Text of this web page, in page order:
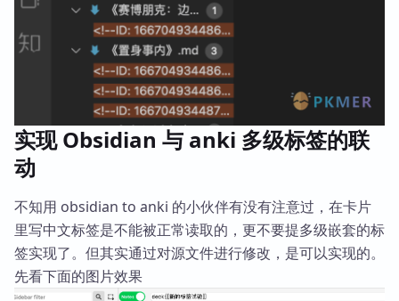
实现 Obsidian 与 anki 多级标签的联
动
不知用 obsidian to anki 的小伙伴有没有注意过，在卡片
里写中文标签是不能被正常读取的，更不要提多级嵌套的标
签实现了。但其实通过对源文件进行修改，是可以实现的。
先看下面的图片效果